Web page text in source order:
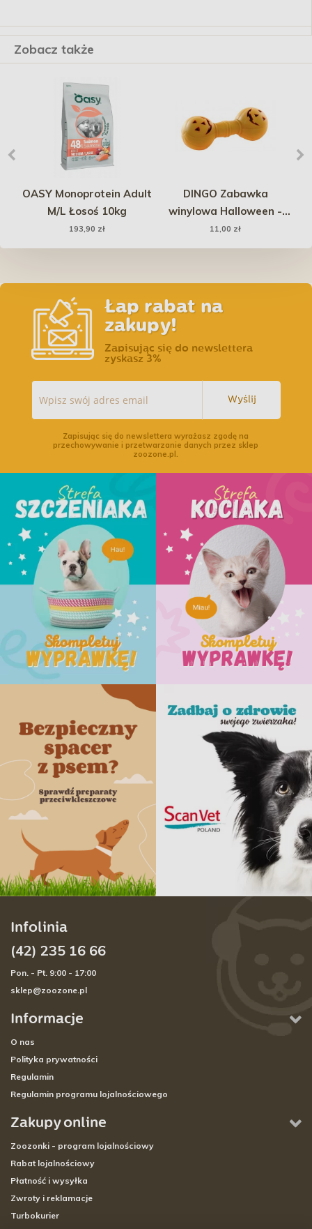
Zobacz także
OASY Monoprotein Adult
M/L Łosoś 10kg
193,90 zł
DINGO Zabawka
winylowa Halloween -
Hantel Dynia 17 cm
11,00 zł
Łap rabat na
zakupy!
Zapisując się do newslettera
zyskasz 3%
Wyślij
Zapisując się do newslettera wyrażasz zgodę na
przechowywanie i przetwarzanie danych przez sklep
zoozone.pl.
Informacje
O nas
Polityka prywatności
Regulamin
Regulamin programu lojalnościowego
Zakupy online
Zoozonki - program lojalnościowy
Rabat lojalnościowy
Płatność i wysyłka
Zwroty i reklamacje
Turbokurier
Infolinia
(42) 235 16 66
Pon. - Pt. 9:00 - 17:00
sklep@zoozone.pl